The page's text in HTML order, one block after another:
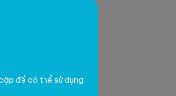
để có thể sử dụng